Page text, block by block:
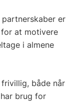
er
at motivere
i almene
både når
brug for